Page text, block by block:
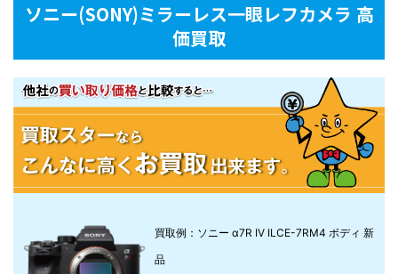
ソニー(SONY)ミラーレス一眼レフカメラ 高
価買取
買取例：ソニー α7R IV ILCE-7RM4 ボディ 新
品